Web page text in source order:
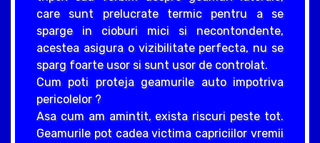
care sunt prelucrate termic pentru a se
sparge in cioburi mici si necontondente,
acestea asigura o vizibilitate perfecta, nu se
sparg foarte usor si sunt usor de controlat.
Cum poti proteja geamurile auto impotriva
pericolelor ?
Asa cum am amintit, exista riscuri peste tot.
Geamurile pot cadea victima capriciilor vremii